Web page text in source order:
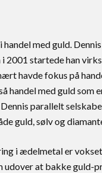
med guld.
2001 startede han
havde fokus på
handel med guld som
parallelt
guld, sølv og
i ædelmetal er
udover at bakke guld-